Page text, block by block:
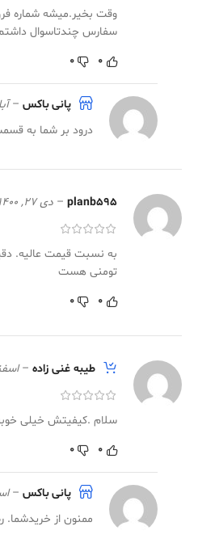
وقت بخیر.میشه شماره
سفارس چندتاسوال
0
0
پانی باکس – آبان
درود بر شما به
planb595
– دی 27, 1400
تومنی هست
0
0
طیبه غنی زاده – اسفند
سلام .کیفیتش خیلی
0
0
پانی باکس –
ممنون از